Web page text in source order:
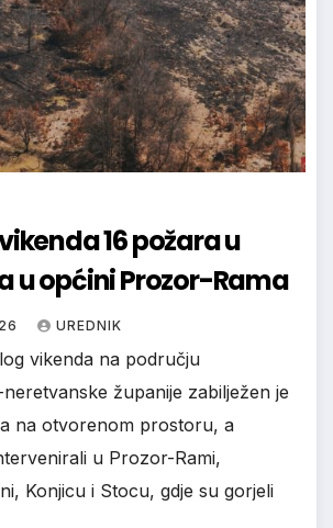
16 požara u
u općini Prozor-Rama
UREDNIK
vikenda na području
županije zabilježen je
na otvorenom prostoru, a
u Prozor-Rami,
Konjicu i Stocu, gdje su gorjeli